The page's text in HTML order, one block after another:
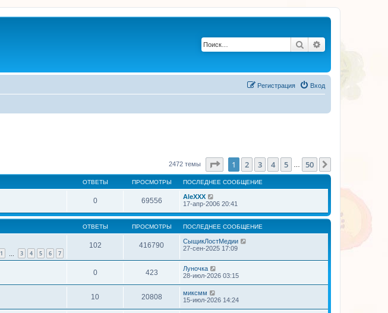
Поиск
Вход
Регистрация
2472 темы Страница1 из 50
1 2 3 4 5 50
ОТВЕТЫ ПРОСМОТРЫ ПОСЛЕДНЕЕ СООБЩЕНИЕ
0 69556
AleXXX
17-апр-2006 20:41
ОТВЕТЫ ПРОСМОТРЫ ПОСЛЕДНЕЕ СООБЩЕНИЕ
1 3 4 5 6 7
102 416790
СыщикЛостМедии
27-сен-2025 17:09
0 423
Луночка
28-июл-2026 03:15
10 20808
миксмм
15-июл-2026 14:24